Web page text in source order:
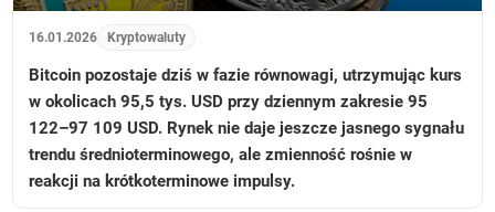
16.01.2026 Kryptowaluty
Bitcoin pozostaje dziś w fazie równowagi, utrzymując kurs
w okolicach 95,5 tys. USD przy dziennym zakresie 95
122–97 109 USD. Rynek nie daje jeszcze jasnego sygnału
trendu średnioterminowego, ale zmienność rośnie w
reakcji na krótkoterminowe impulsy.